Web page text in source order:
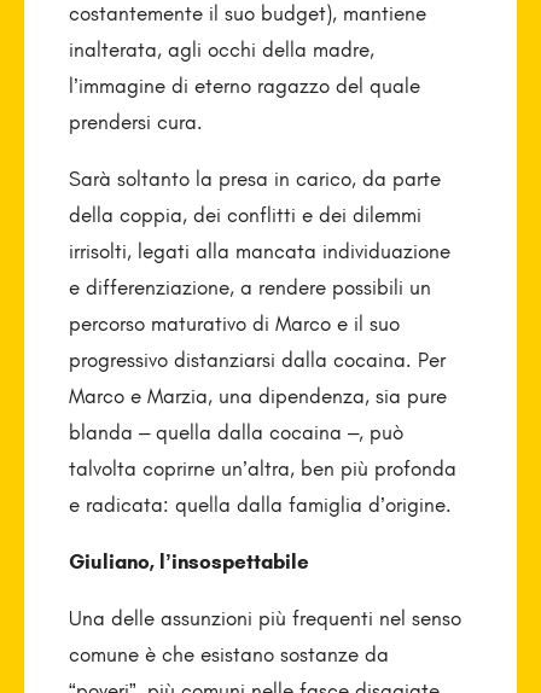
costantemente il suo budget), mantiene
inalterata, agli occhi della madre,
l’immagine di eterno ragazzo del quale
prendersi cura.
Sarà soltanto la presa in carico, da parte
della coppia, dei conflitti e dei dilemmi
irrisolti, legati alla mancata individuazione
e differenziazione, a rendere possibili un
percorso maturativo di Marco e il suo
progressivo distanziarsi dalla cocaina. Per
Marco e Marzia, una dipendenza, sia pure
blanda – quella dalla cocaina –, può
talvolta coprirne un’altra, ben più profonda
e radicata: quella dalla famiglia d’origine.
Giuliano, l’insospettabile
Una delle assunzioni più frequenti nel senso
comune è che esistano sostanze da